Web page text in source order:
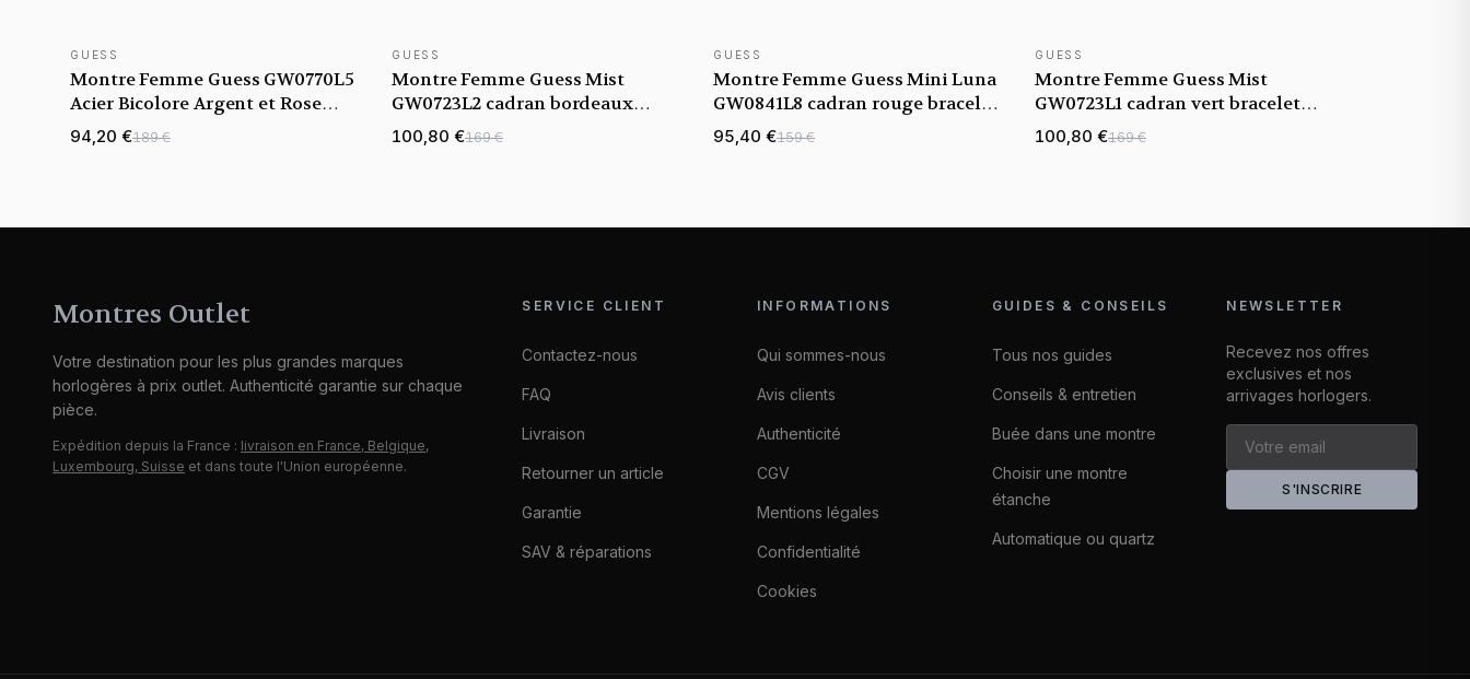
GUESS
Montre Femme Guess GW0770L5
Acier Bicolore Argent et Rose
Gold Cadran Guilloché
94,20 €189 €
NOUVEAUTÉ
GUESS
Montre Femme Guess Mist
GW0723L2 cadran bordeaux
bracelet acier
100,80 €169 €
NOUVEAUTÉ
GUESS
Montre Femme Guess Mini Luna
GW0841L8 cadran rouge bracelet
acier
95,40 €159 €
NOUVEAUTÉ
GUESS
Montre Femme Guess Mist
GW0723L1 cadran vert bracelet
acier
100,80 €169 €
Montres Outlet
Votre destination pour les plus grandes marques
horlogères à prix outlet. Authenticité garantie sur chaque
pièce.
Expédition depuis la France : livraison en France, Belgique,
Luxembourg, Suisse et dans toute l'Union européenne.
SERVICE CLIENT
Contactez-nous
FAQ
Livraison
Retourner un article
Garantie
SAV & réparations
INFORMATIONS
Qui sommes-nous
Avis clients
Authenticité
CGV
Mentions légales
Confidentialité
Cookies
GUIDES & CONSEILS
Tous nos guides
Conseils & entretien
Buée dans une montre
Choisir une montre
étanche
Automatique ou quartz
NEWSLETTER
Recevez nos offres
exclusives et nos
arrivages horlogers.
S'INSCRIRE